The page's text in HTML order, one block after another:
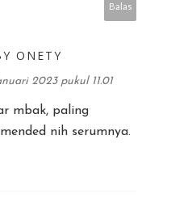
Balas
ONETY
2023 pukul 11.01
mbak, paling
nih serumnya.